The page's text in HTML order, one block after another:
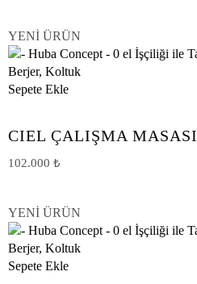
YENİ ÜRÜN
Sepete Ekle
CIEL ÇALIŞMA MASASI
102.000 ₺
YENİ ÜRÜN
Sepete Ekle